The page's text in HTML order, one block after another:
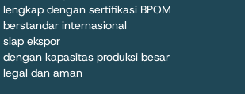
lengkap dengan sertifikasi BPOM
berstandar internasional
siap ekspor
dengan kapasitas produksi besar
legal dan aman